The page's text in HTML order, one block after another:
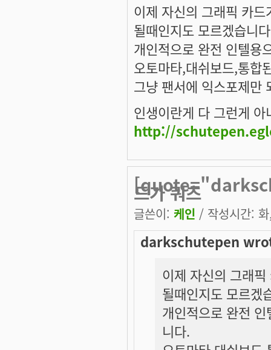
이제 자신의 그래픽 카
될때인지도 모르겠습니
개인적으로 완전 인텔용
오토마타,대쉬보드,통합
그냥 팬서에 익스포제만
인생이란게 다 그런게
http://
드가 쿼츠
글쓴이: 케인 / 작성시간:
darkschutepen
이제 자신의 그래
될때인지도 모르겠
개인적으로 완전
니다.